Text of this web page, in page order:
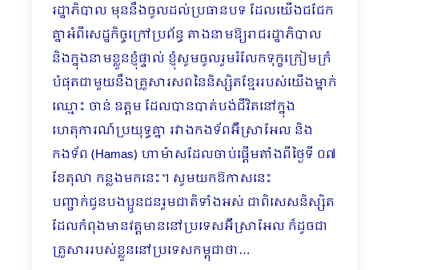
រដ្ឋាភិបាល មុននឹងចូលដល់ប្រធានបទ ដែលយើងជជែក
គ្នាអំពីសេដ្ឋកិច្ចក្រៅប្រព័ន្ធ តាងនាមឱ្យរាជរដ្ឋាភិបាល
និងក្នុងនាមខ្លួនខ្ញុំផ្ទាល់ ខ្ញុំសូមចូលរួមរំលែកទុក្ខក្រៀមក្រំ
បំផុត​ជាមួយនឹងគ្រួសារសព​នៃនិស្សិតខ្មែររបស់យើងម្នាក់
ឈ្មោះ ចាន់ ឧត្តម​ ដែលបានបាត់បង់ជីវិតនៅក្នុង
ហេតុការណ៍ប្រយុទ្ធគ្នា រវាងកងទ័ពអ៊ីស្រាអែល និង
កងទ័ព (Hamas) ហាម៉ាសដែលចាប់ផ្ដើមតាំងពីថ្ងៃទី ០៧
ខែតុលា កន្លងមកនេះ។ សូមយកឱកាសនេះ
បញ្ជាក់ជូនបងប្អូនជនរួមជាតិទាំងអស់ ជាពិសេសនិស្សិត
ដែលកំពុងមានវត្តមាននៅប្រទេសអ៊ីស្រាអែល ក៏ដូចជា
គ្រួសាររបស់ខ្លួននៅប្រទេសកម្ពុជាថា…